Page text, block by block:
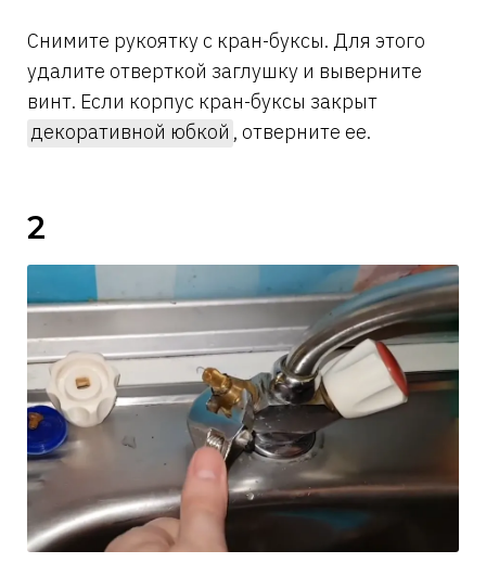
Снимите рукоятку с кран-буксы. Для этого
удалите отверткой заглушку и выверните
винт. Если корпус кран-буксы закрыт
декоративной юбкой , отверните ее.
2